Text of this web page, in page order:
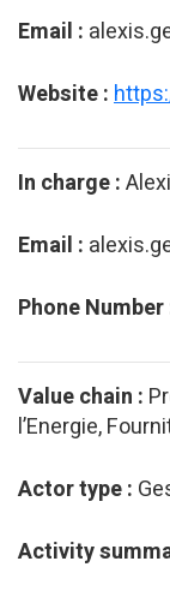
Email :
Website :
In charge :
Email :
Phone Number
Value chain :
l’Energie,
Actor type :
Activity